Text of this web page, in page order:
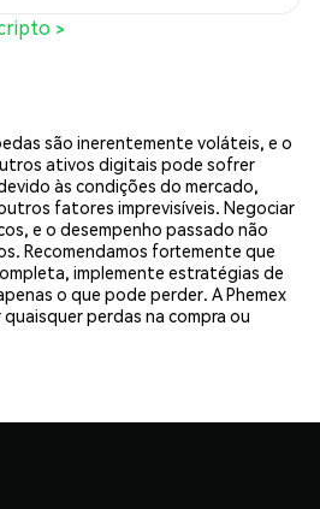
>
são inerentemente voláteis, e o
ativos digitais pode sofrer
às condições do mercado,
fatores imprevisíveis. Negociar
e o desempenho passado não
Recomendamos fortemente que
implemente estratégias de
o que pode perder. A Phemex
perdas na compra ou